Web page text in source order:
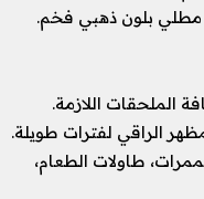
الملحقات اللازمة.
الراقي لفترات طويلة.
طاولات الطعام،